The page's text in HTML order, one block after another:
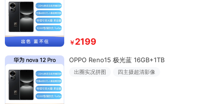
￥ 2199
OPPO Reno15 极光蓝 16GB+1TB
出圈实况拼图 四主摄超清影像